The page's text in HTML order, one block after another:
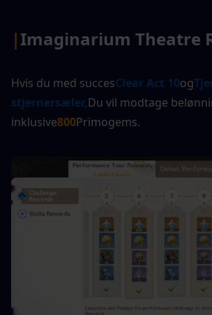
|Imaginarium Theatre
Hvis du med succesClear Act 10og
stjernersæler,Du vil modtage
inklusive800Primogems.